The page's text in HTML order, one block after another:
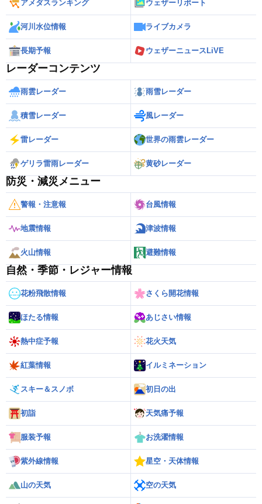
アメダスランキング ウェザーリポート
河川水位情報 ライブカメラ
長期予報 ウェザーニュースLiVE
レーダーコンテンツ
雨雲レーダー 雨雪レーダー
積雪レーダー 風レーダー
雷レーダー 世界の雨雲レーダー
ゲリラ雷雨レーダー 黄砂レーダー
防災・減災メニュー
警報・注意報 台風情報
地震情報 津波情報
火山情報 避難情報
自然・季節・レジャー情報
花粉飛散情報 さくら開花情報
ほたる情報 あじさい情報
熱中症予報 花火天気
紅葉情報 イルミネーション
スキー＆スノボ 初日の出
初詣 天気痛予報
服装予報 お洗濯情報
紫外線情報 星空・天体情報
山の天気 空の天気